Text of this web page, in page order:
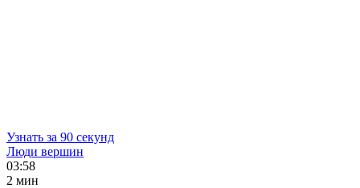
Узнать за 90 секунд
Люди вершин
03:58
2 мин